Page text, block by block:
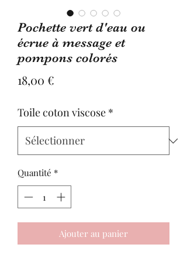
Pochette vert d'eau ou
écrue à message et
pompons colorés
18,00 €
Toile coton viscose *
Quantité *
Ajouter au panier